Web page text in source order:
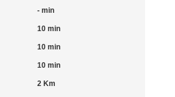
- min
10 min
10 min
10 min
2 Km